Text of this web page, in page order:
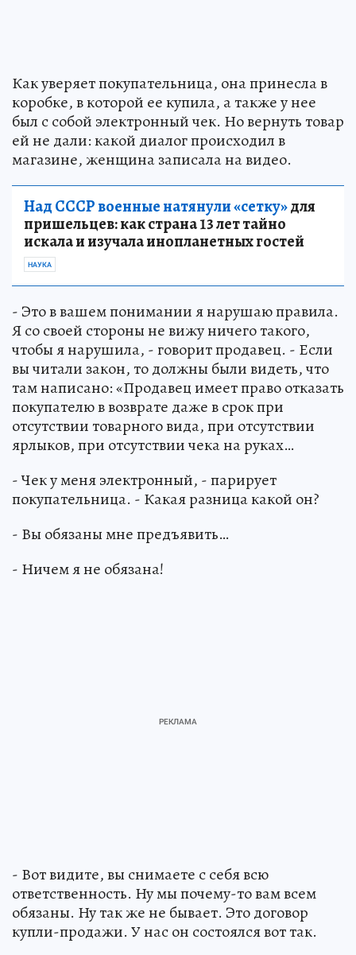
Как уверяет покупательница, она принесла в
коробке, в которой ее купила, а также у нее
был с собой электронный чек. Но вернуть товар
ей не дали: какой диалог происходил в
магазине, женщина записала на видео.
Над СССР военные натянули «сетку»для
пришельцев: как страна 13 лет тайно
искала и изучала инопланетных гостей
НАУКА
- Это в вашем понимании я нарушаю правила.
Я со своей стороны не вижу ничего такого,
чтобы я нарушила, - говорит продавец. - Если
вы читали закон, то должны были видеть, что
там написано: «Продавец имеет право отказать
покупателю в возврате даже в срок при
отсутствии товарного вида, при отсутствии
ярлыков, при отсутствии чека на руках…
- Чек у меня электронный, - парирует
покупательница. - Какая разница какой он?
- Вы обязаны мне предъявить…
- Ничем я не обязана!
- Вот видите, вы снимаете с себя всю
ответственность. Ну мы почему-то вам всем
обязаны. Ну так же не бывает. Это договор
купли-продажи. У нас он состоялся вот так.